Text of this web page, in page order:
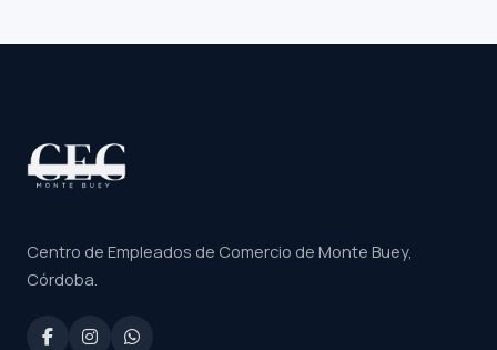
Centro de Empleados de Comercio de Monte Buey,
Córdoba.